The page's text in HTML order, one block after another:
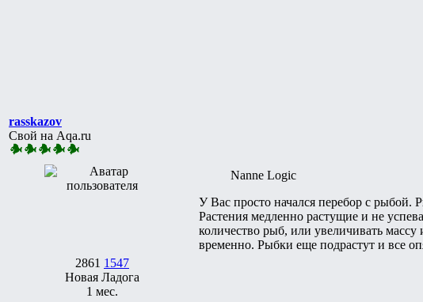
rasskazov
Свой на Aqa.ru
2861 1547
Новая Ладога
1 мес.
Nanne Logic
У Вас просто начался перебор с рыбой.
Растения медленно растущие и не
количество рыб, или увеличивать
временно. Рыбки еще подрастут и все